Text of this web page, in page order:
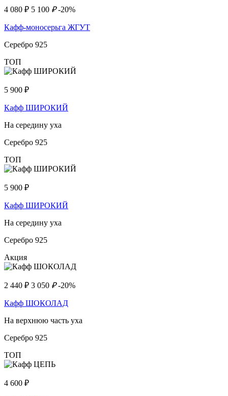
4 080 ₽ 5 100 ₽ -20%
Кафф-моносерьга ЖГУТ
Серебро 925
ТОП
5 900 ₽
Кафф ШИРОКИЙ
На середину уха
Серебро 925
ТОП
5 900 ₽
Кафф ШИРОКИЙ
На середину уха
Серебро 925
Акция
2 440 ₽ 3 050 ₽ -20%
Кафф ШОКОЛАД
На верхнюю часть уха
Серебро 925
ТОП
4 600 ₽